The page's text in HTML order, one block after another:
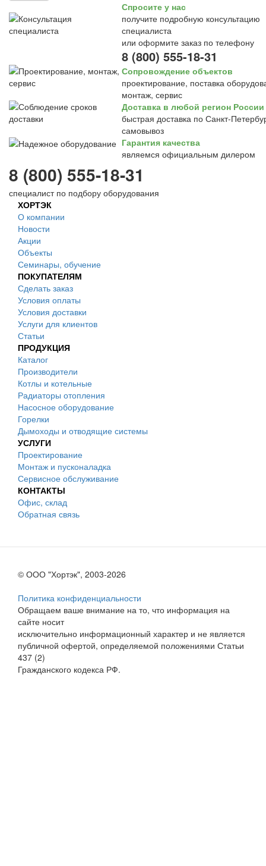
Спросите у нас
получите подробную консультацию
специалиста
или оформите заказ по телефону
8 (800) 555-18-31
Сопровождение объектов
проектирование, поставка
монтаж, сервис
Доставка в любой регион России
быстрая доставка по Санкт-
самовывоз
Гарантия качества
являемся официальным дилером
8 (800) 555-18-31
специалист по подбору оборудования
ХОРТЭК
О компании
Новости
Акции
Объекты
Семинары, обучение
ПОКУПАТЕЛЯМ
Сделать заказ
Условия оплаты
Условия доставки
Услуги для клиентов
Статьи
ПРОДУКЦИЯ
Каталог
Производители
Котлы и котельные
Радиаторы отопления
Насосное оборудование
Горелки
Дымоходы и отводящие системы
УСЛУГИ
Проектирование
Монтаж и пусконаладка
Сервисное обслуживание
КОНТАКТЫ
Офис, склад
Обратная связь
© ООО "Хортэк", 2003-2026
Политика конфиденциальности
Обращаем ваше внимание на то, что информация на
сайте носит
исключительно информационный характер и не является
публичной офертой, определяемой положениями Статьи
437 (2)
Гражданского кодекса РФ.